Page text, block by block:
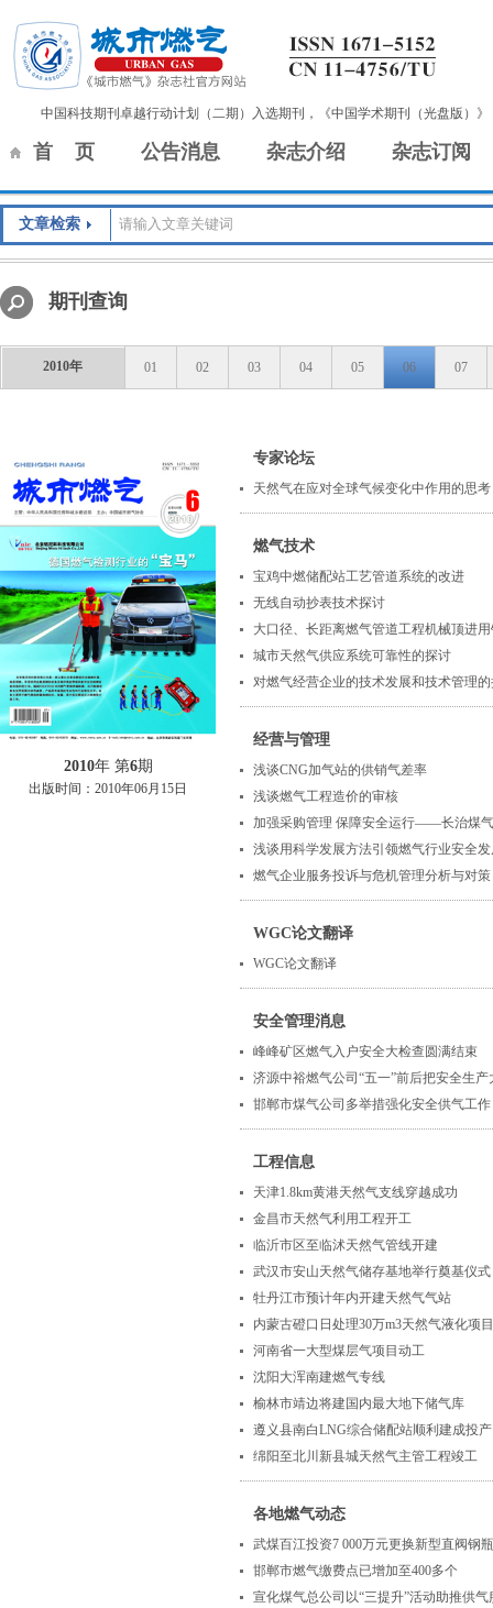
中国科技期刊卓越行动计划（二期）入选期刊，《中国学术期刊（光盘版）
首 页 公告消息 杂志介绍 杂志订阅
文章检索
期刊查询
2010年 01 02 03 04 05 06 07
2010年 第6期
出版时间： 2010年06月15日
专家论坛
天然气在应对全球气候变化中作用的思考
燃气技术
宝鸡中燃储配站工艺管道系统的改进
无线自动抄表技术探讨
大口径、长距离燃气管道工程机械顶进
城市天然气供应系统可靠性的探讨
对燃气经营企业的技术发展和技术管理
经营与管理
浅谈CNG加气站的供销气差率
浅谈燃气工程造价的审核
加强采购管理 保障安全运行——长治煤
浅谈用科学发展方法引领燃气行业安全
燃气企业服务投诉与危机管理分析与对策
WGC论文翻译
WGC论文翻译
安全管理消息
峰峰矿区燃气入户安全大检查圆满结束
济源中裕燃气公司“五一”前后把安全生
邯郸市煤气公司多举措强化安全供气工作
工程信息
天津1.8km黄港天然气支线穿越成功
金昌市天然气利用工程开工
临沂市区至临沭天然气管线开建
武汉市安山天然气储存基地举行奠基仪式
牡丹江市预计年内开建天然气气站
内蒙古磴口日处理30万m3天然气液化项目
河南省一大型煤层气项目动工
沈阳大浑南建燃气专线
榆林市靖边将建国内最大地下储气库
遵义县南白LNG综合储配站顺利建成投产
绵阳至北川新县城天然气主管工程竣工
各地燃气动态
武煤百江投资7 000万元更换新型直阀钢瓶
邯郸市燃气缴费点已增加至400多个
宣化煤气总公司以“三提升”活动助推供